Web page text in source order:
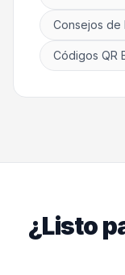
Consejos de
Códigos QR
¿Listo